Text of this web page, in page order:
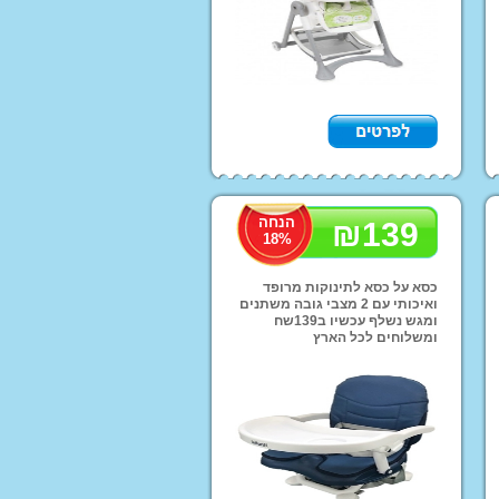
בצ'יפופו!
₪139
הנחה
18%
כסא על כסא לתינוקות מרופד
ואיכותי עם 2 מצבי גובה משתנים
ומגש נשלף עכשיו ב139שח
ומשלוחים לכל הארץ